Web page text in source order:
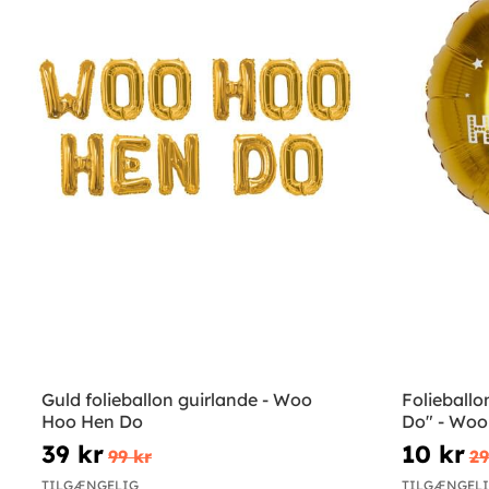
Guld folieballon guirlande - Woo
Hoo Hen Do
39 kr 99 kr
TILGÆNGELIG
Do" -
10 kr